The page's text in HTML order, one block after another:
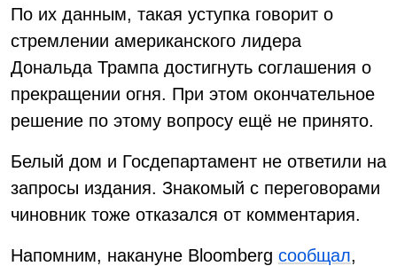
По их данным, такая уступка говорит о
стремлении американского лидера
Дональда Трампа достигнуть соглашения о
прекращении огня. При этом окончательное
решение по этому вопросу ещё не принято.
Белый дом и Госдепартамент не ответили на
запросы издания. Знакомый с переговорами
чиновник тоже отказался от комментария.
Напомним, накануне Bloomberg сообщал,